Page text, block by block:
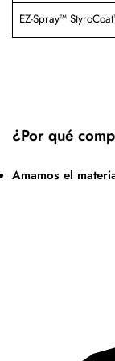
EZ-Spray™
¿Por qué
Amamos el